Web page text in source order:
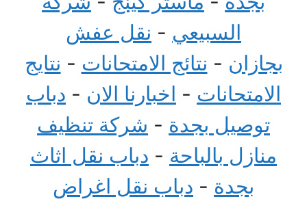
السبيعي - نقل عفش
بجازان - نتائج الامتحانات - نتايج
الامتحانات - اخبارنا الان - دباب
توصيل بجدة - شركة تنظيف
منازل بالباحة - دباب نقل اثاث
بجدة - دباب نقل اغراض